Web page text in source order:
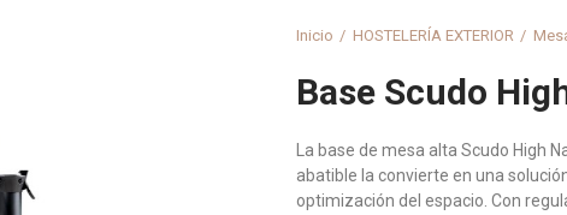
Inicio HOSTELERÍA EXTERIOR
Base Scudo
La base de mesa alta Scudo High
abatible la convierte en una
optimización del espacio. Con